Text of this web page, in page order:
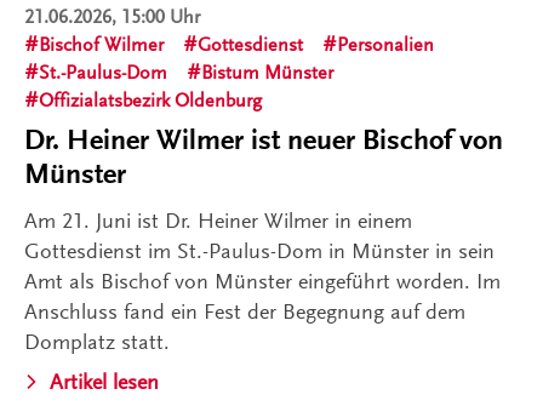
21.06.2026, 15:00 Uhr
Bischof Wilmer
Gottesdienst
Personalien
St.-Paulus-Dom
Bistum Münster
Offizialatsbezirk Oldenburg
Dr. Heiner Wilmer ist neuer Bischof von
Münster
Am 21. Juni ist Dr. Heiner Wilmer in einem
Gottesdienst im St.-Paulus-Dom in Münster in sein
Amt als Bischof von Münster eingeführt worden. Im
Anschluss fand ein Fest der Begegnung auf dem
Domplatz statt.
Artikel lesen